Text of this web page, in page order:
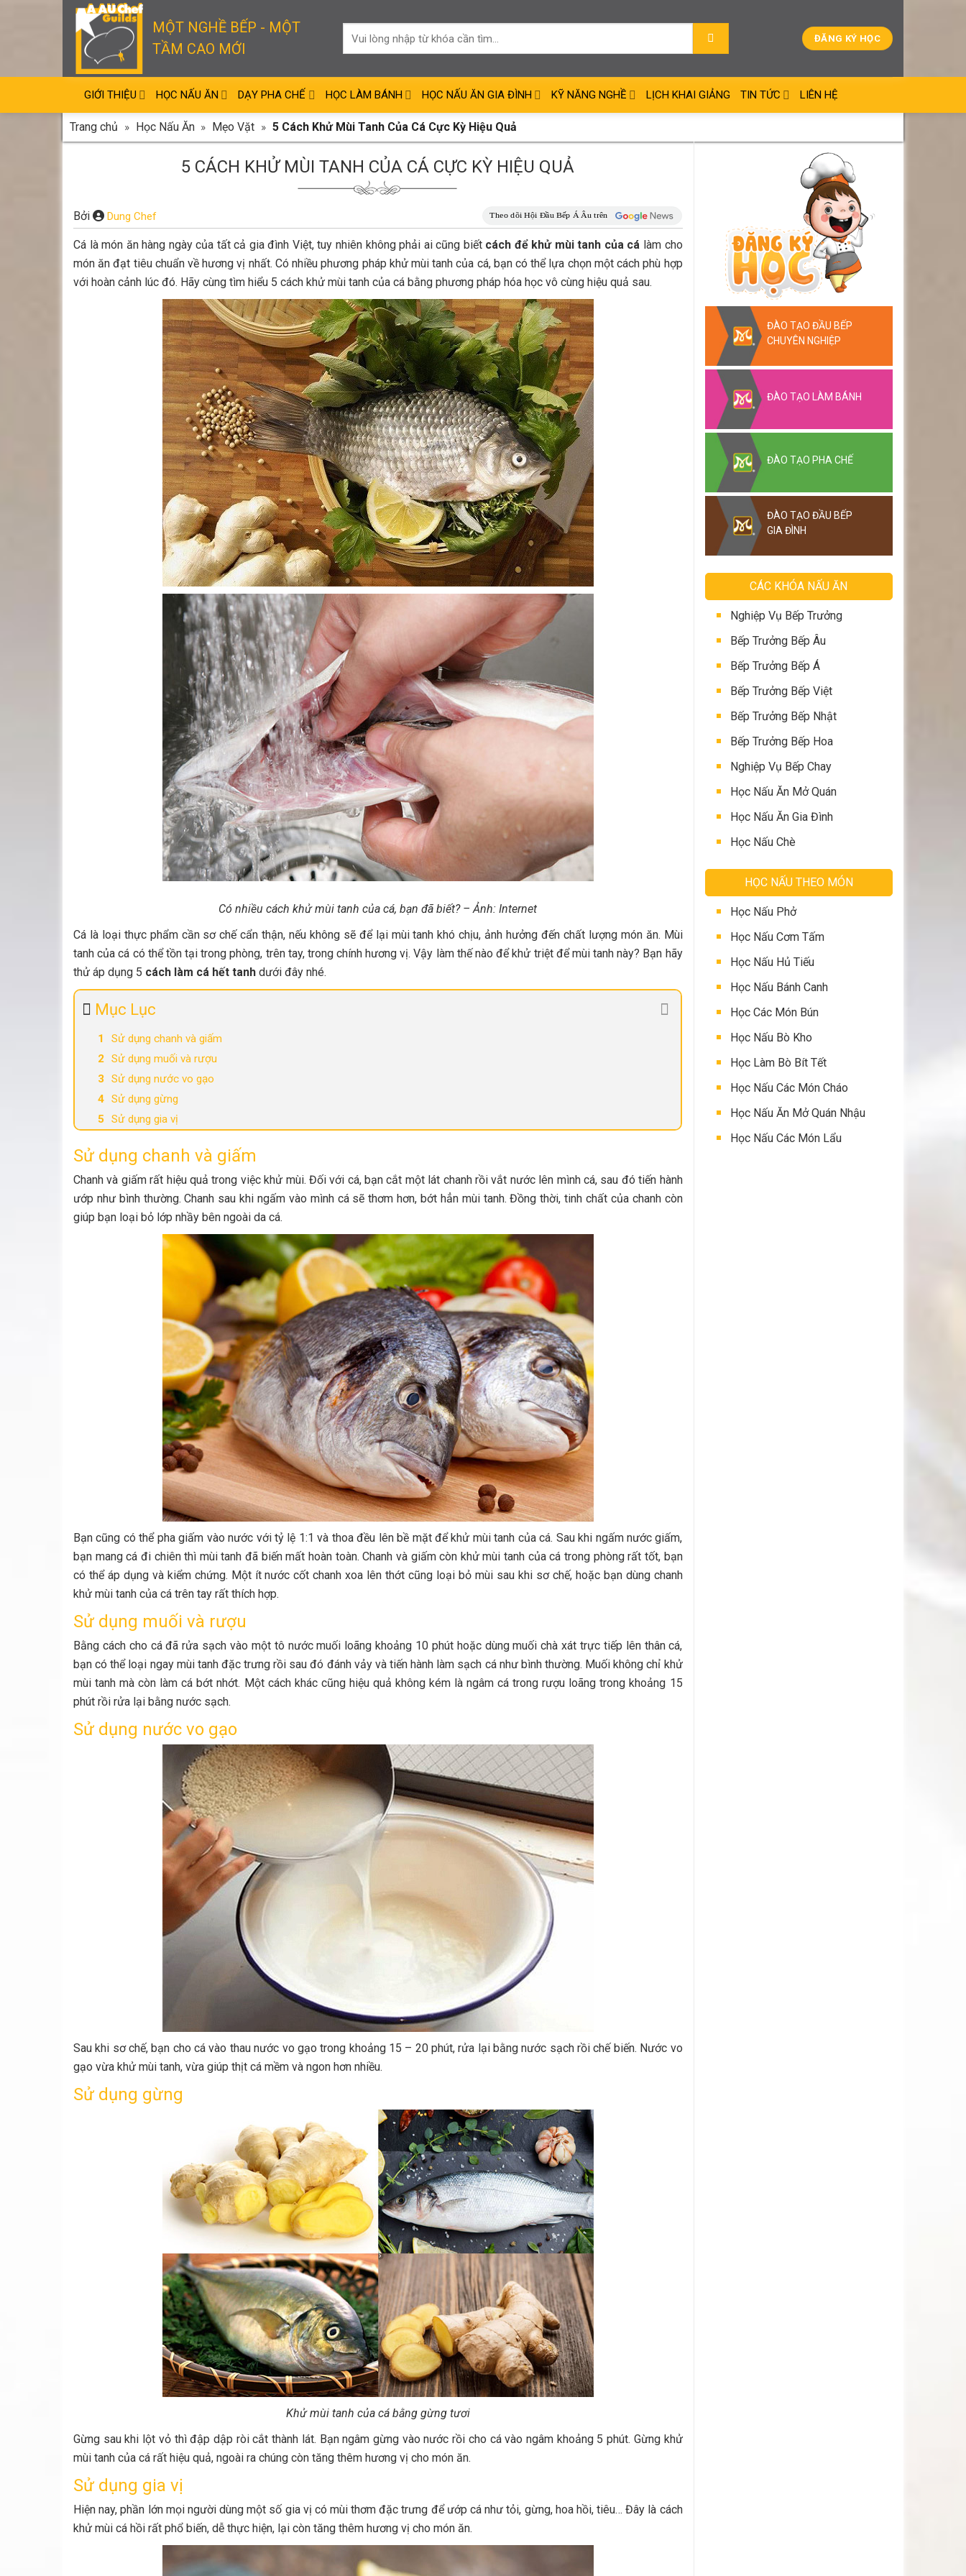
MỘT NGHỀ BẾP - MỘT
TẦM CAO MỚI
ĐĂNG KÝ HỌC
GIỚI THIỆU HỌC NẤU ĂN DẠY PHA CHẾ HỌC LÀM BÁNH HỌC NẤU ĂN GIA ĐÌNH KỸ NĂNG NGHỀ LỊCH KHAI GIẢNG TIN TỨC LIÊN HỆ
Trang chủ » Học Nấu Ăn » Mẹo Vặt » 5 Cách Khử Mùi Tanh Của Cá Cực Kỳ Hiệu Quả
5 CÁCH KHỬ MÙI TANH CỦA CÁ CỰC KỲ HIỆU QUẢ
Bởi Dung Chef
Cá là món ăn hàng ngày của tất cả gia đình Việt, tuy nhiên không phải ai cũng biết cách để khử mùi tanh của cá làm cho
món ăn đạt tiêu chuẩn về hương vị nhất. Có nhiều phương pháp khử mùi tanh của cá, bạn có thể lựa chọn một cách phù hợp
với hoàn cảnh lúc đó. Hãy cùng tìm hiểu 5 cách khử mùi tanh của cá bằng phương pháp hóa học vô cùng hiệu quả sau.
Có nhiều cách khử mùi tanh của cá, bạn đã biết? – Ảnh: Internet
Cá là loại thực phẩm cần sơ chế cẩn thận, nếu không sẽ để lại mùi tanh khó chịu, ảnh hưởng đến chất lượng món ăn. Mùi
tanh của cá có thể tồn tại trong phòng, trên tay, trong chính hương vị. Vậy làm thế nào để khử triệt để mùi tanh này? Bạn hãy
thử áp dụng 5 cách làm cá hết tanh dưới đây nhé.
Mục Lục
Sử dụng chanh và giấm
Sử dụng muối và rượu
Sử dụng nước vo gạo
Sử dụng gừng
Sử dụng gia vị
Sử dụng chanh và giấm
Chanh và giấm rất hiệu quả trong việc khử mùi. Đối với cá, bạn cắt một lát chanh rồi vắt nước lên mình cá, sau đó tiến hành
ướp như bình thường. Chanh sau khi ngấm vào mình cá sẽ thơm hơn, bớt hẳn mùi tanh. Đồng thời, tinh chất của chanh còn
giúp bạn loại bỏ lớp nhầy bên ngoài da cá.
Bạn cũng có thể pha giấm vào nước với tỷ lệ 1:1 và thoa đều lên bề mặt để khử mùi tanh của cá. Sau khi ngấm nước giấm,
bạn mang cá đi chiên thì mùi tanh đã biến mất hoàn toàn. Chanh và giấm còn khử mùi tanh của cá trong phòng rất tốt, bạn
có thể áp dụng và kiểm chứng. Một ít nước cốt chanh xoa lên thớt cũng loại bỏ mùi sau khi sơ chế, hoặc bạn dùng chanh
khử mùi tanh của cá trên tay rất thích hợp.
Sử dụng muối và rượu
Bằng cách cho cá đã rửa sạch vào một tô nước muối loãng khoảng 10 phút hoặc dùng muối chà xát trực tiếp lên thân cá,
bạn có thể loại ngay mùi tanh đặc trưng rồi sau đó đánh vảy và tiến hành làm sạch cá như bình thường. Muối không chỉ khử
mùi tanh mà còn làm cá bớt nhớt. Một cách khác cũng hiệu quả không kém là ngâm cá trong rượu loãng trong khoảng 15
phút rồi rửa lại bằng nước sạch.
Sử dụng nước vo gạo
Sau khi sơ chế, bạn cho cá vào thau nước vo gạo trong khoảng 15 – 20 phút, rửa lại bằng nước sạch rồi chế biến. Nước vo
gạo vừa khử mùi tanh, vừa giúp thịt cá mềm và ngon hơn nhiều.
Sử dụng gừng
Khử mùi tanh của cá bằng gừng tươi
Gừng sau khi lột vỏ thì đập dập ròi cắt thành lát. Bạn ngâm gừng vào nước rồi cho cá vào ngâm khoảng 5 phút. Gừng khử
mùi tanh của cá rất hiệu quả, ngoài ra chúng còn tăng thêm hương vị cho món ăn.
Sử dụng gia vị
Hiện nay, phần lớn mọi người dùng một số gia vị có mùi thơm đặc trưng để ướp cá như tỏi, gừng, hoa hồi, tiêu… Đây là cách
khử mùi cá hồi rất phổ biến, dễ thực hiện, lại còn tăng thêm hương vị cho món ăn.
ĐÀO TẠO ĐẦU BẾP
CHUYÊN NGHIỆP
ĐÀO TẠO LÀM BÁNH
ĐÀO TẠO PHA CHẾ
ĐÀO TẠO ĐẦU BẾP
GIA ĐÌNH
CÁC KHÓA NẤU ĂN
Nghiệp Vụ Bếp Trưởng
Bếp Trưởng Bếp Âu
Bếp Trưởng Bếp Á
Bếp Trưởng Bếp Việt
Bếp Trưởng Bếp Nhật
Bếp Trưởng Bếp Hoa
Nghiệp Vụ Bếp Chay
Học Nấu Ăn Mở Quán
Học Nấu Ăn Gia Đình
Học Nấu Chè
HỌC NẤU THEO MÓN
Học Nấu Phở
Học Nấu Cơm Tấm
Học Nấu Hủ Tiếu
Học Nấu Bánh Canh
Học Các Món Bún
Học Nấu Bò Kho
Học Làm Bò Bít Tết
Học Nấu Các Món Cháo
Học Nấu Ăn Mở Quán Nhậu
Học Nấu Các Món Lẩu